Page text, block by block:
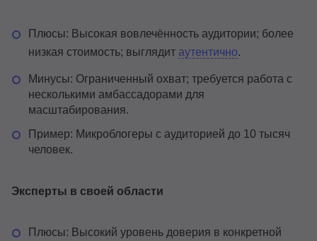
Плюсы: Высокая вовлечённость аудитории; более
низкая стоимость; выглядит аутентично.
Минусы: Ограниченный охват; требуется работа с
несколькими амбассадорами для
масштабирования.
Пример: Микроблогеры с аудиторией до 10 тысяч
человек.
Эксперты в своей области
Плюсы: Высокий уровень доверия в конкретной